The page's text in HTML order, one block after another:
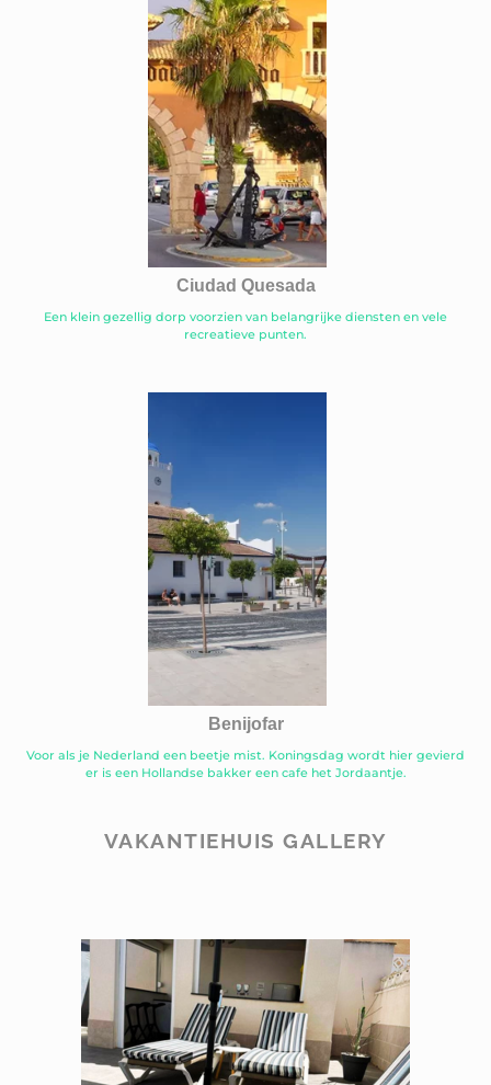
Ciudad Quesada
Een klein gezellig dorp voorzien van belangrijke diensten en vele
recreatieve punten.
Benijofar
Voor als je Nederland een beetje mist. Koningsdag wordt hier gevierd
er is een Hollandse bakker een cafe het Jordaantje.
VAKANTIEHUIS GALLERY